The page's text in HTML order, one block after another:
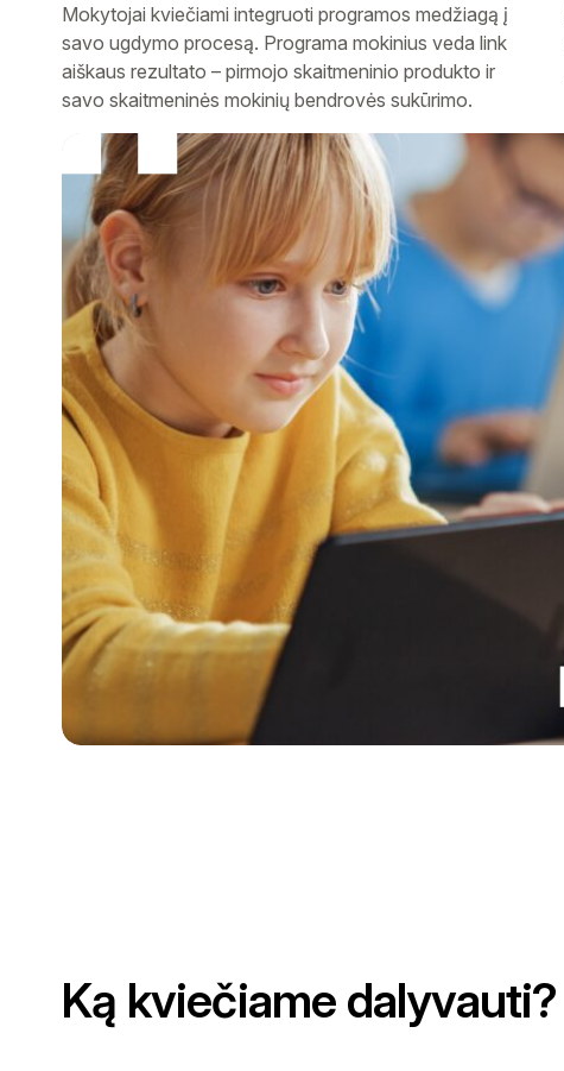
Mokytojai kviečiami integruoti programos medžiagą į
savo ugdymo procesą. Programa mokinius veda link
aiškaus rezultato – pirmojo skaitmeninio produkto ir
savo skaitmeninės mokinių bendrovės sukūrimo.
Ką kviečiame dalyvauti?